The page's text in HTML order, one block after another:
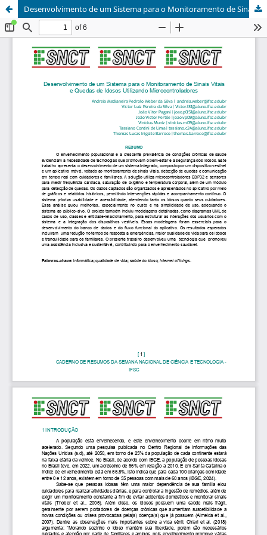
Desenvolvimento de um Sistema para o Monitoramento de Sinais Vitais e Quedas de Idosos Utilizando Microcontroladores